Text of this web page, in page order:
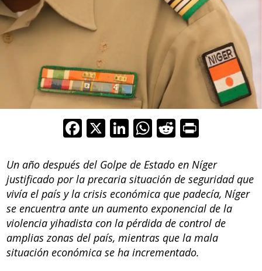
F
e
b
o
o
k
X Li
k
e
dI
n
W
at
s
A
p
p
R
d
di
t
t
Un año después del Golpe de Estado en Níger
justificado por la precaria situación de seguridad que
vivía el país y la crisis económica que padecía, Níger
se encuentra ante un aumento exponencial de la
violencia yihadista con la pérdida de control de
amplias zonas del país, mientras que la mala
situación económica se ha incrementado.